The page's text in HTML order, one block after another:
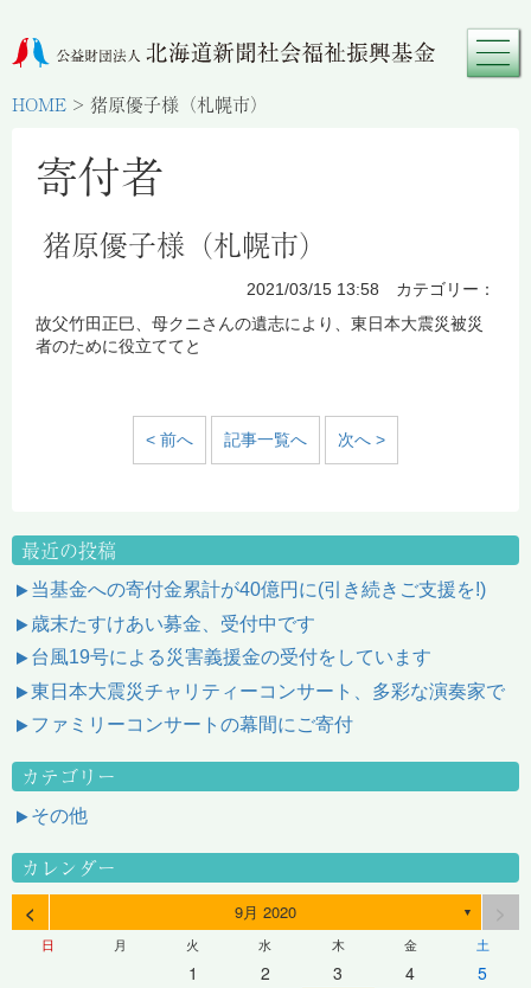
HOME > 猪原優子様（札幌市）
寄付者
猪原優子様（札幌市）
2021/03/15 13:58 カテゴリー：
故父竹田正巳、母クニさんの遺志により、東日本大震災被災
者のために役立ててと
< 前へ 記事一覧へ 次へ >
最近の投稿
当基金への寄付金累計が40億円に(引き続きご支援を!)
歳末たすけあい募金、受付中です
台風19号による災害義援金の受付をしています
東日本大震災チャリティーコンサート、多彩な演奏家で
ファミリーコンサートの幕間にご寄付
カテゴリー
その他
カレンダー
< 9月 2020 ▼
日 月 火 水 木 金 土
1 2 3 4
5